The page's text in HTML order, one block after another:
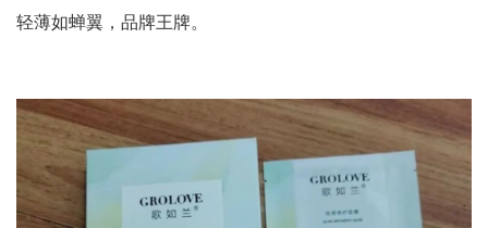
轻薄如蝉翼，品牌王牌。